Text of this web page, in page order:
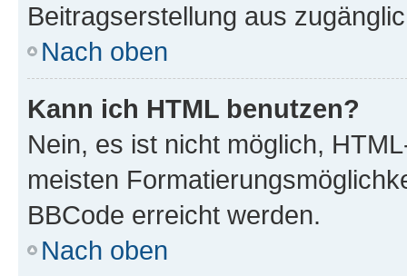
Beitragserstellung aus
Nach oben
Kann ich HTML benutzen?
Nein, es ist nicht möglich,
meisten
BBCode erreicht werden.
Nach oben